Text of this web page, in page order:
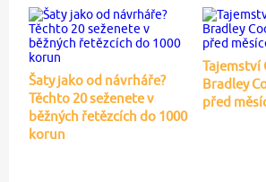
Šaty jako od návrháře?
Těchto 20 seženete v
běžných řetězcích do 1000
korun
Tajemství
Bradley
před